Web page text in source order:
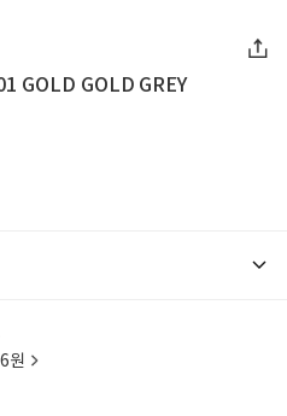
GOLD GOLD GREY
원